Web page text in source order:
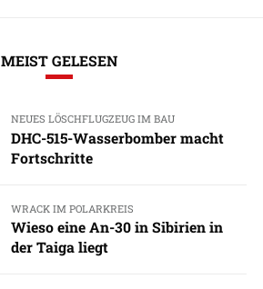
MEIST GELESEN
NEUES LÖSCHFLUGZEUG IM BAU
DHC-515-Wasserbomber macht
Fortschritte
WRACK IM POLARKREIS
Wieso eine An-30 in Sibirien in
der Taiga liegt